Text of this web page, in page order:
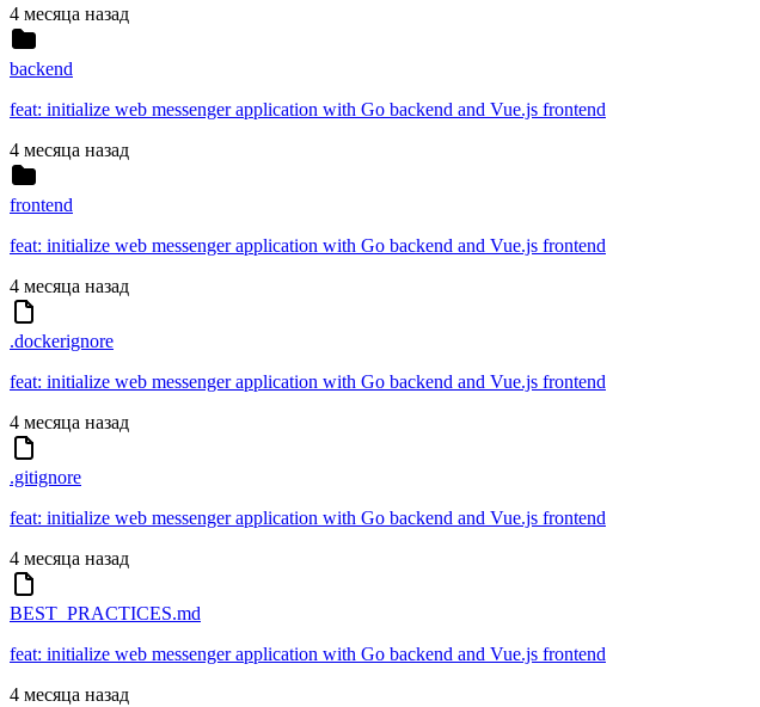
4 месяца назад
backend
feat: initialize web messenger application with Go backend and Vue.js frontend
4 месяца назад
frontend
feat: initialize web messenger application with Go backend and Vue.js frontend
4 месяца назад
.dockerignore
feat: initialize web messenger application with Go backend and Vue.js frontend
4 месяца назад
.gitignore
feat: initialize web messenger application with Go backend and Vue.js frontend
4 месяца назад
BEST_PRACTICES.md
feat: initialize web messenger application with Go backend and Vue.js frontend
4 месяца назад